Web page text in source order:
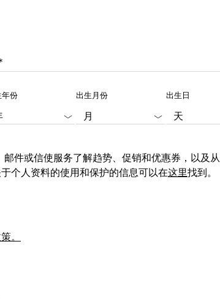
份 出生月份 出生日
件或信使服务了解趋势、促销和优惠券，以及从
个人资料的使用和保护的信息可以在这里找到。
。